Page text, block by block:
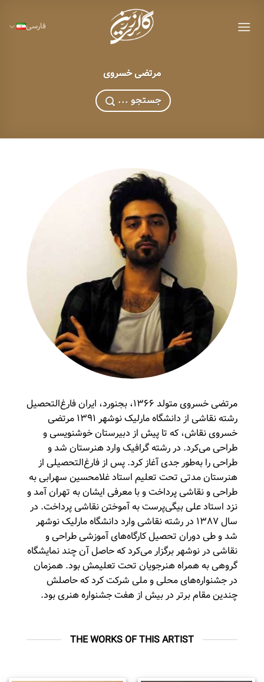
content
فارسی
مرتضی خسروی
... جستجو
مرتضی خسروی متولد ۱۳۶۶، بجنورد، ایران فارغ‌التحصیل
رشته نقاشی از دانشگاه مارلیک نوشهر ۱۳۹۱ مرتضی
خسروی نقاش، که تا پیش از دبیرستان خوشنویسی و
طراحی می‌کرد. در رشته گرافیک وارد هنرستان شد و
طراحی را به‌طور جدی آغاز کرد. پس از فارغ‌التحصیلی از
هنرستان مدتی تحت تعلیم استاد غلامحسین سهرابی به
طراحی و نقاشی پرداخت و با معرفی ایشان به تهران آمد و
نزد استاد علی بیگی‌پرست به آموختن نقاشی پرداخت. در
سال ۱۳۸۷ در رشته نقاشی وارد دانشگاه مارلیک نوشهر
شد و طی دوران تحصیل کارگاه‌های آموزشی طراحی و
نقاشی در نوشهر برگزار می‌کرد که حاصل آن چند نمایشگاه
گروهی به همراه هنرجویان تحت تعلیمش بود. همزمان
در جشنواره‌های محلی و ملی شرکت ‌کرد که حاصلش
چندین مقام برتر در بیش از هفت جشنواره هنری بود.
THE WORKS OF THIS ARTIST